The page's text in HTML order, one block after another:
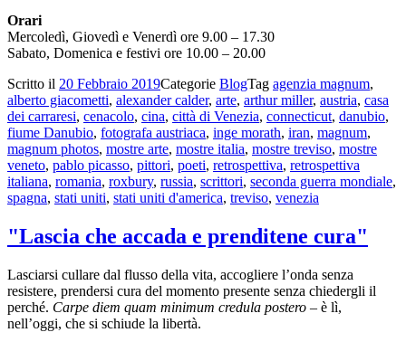
Orari
Mercoledì, Giovedì e Venerdì ore 9.00 – 17.30
Sabato, Domenica e festivi ore 10.00 – 20.00
Scritto il 20 Febbraio 2019Categorie BlogTag agenzia magnum,
alberto giacometti, alexander calder, arte, arthur miller, austria, casa
dei carraresi, cenacolo, cina, città di Venezia, connecticut, danubio,
fiume Danubio, fotografa austriaca, inge morath, iran, magnum,
magnum photos, mostre arte, mostre italia, mostre treviso, mostre
veneto, pablo picasso, pittori, poeti, retrospettiva, retrospettiva
italiana, romania, roxbury, russia, scrittori, seconda guerra mondiale,
spagna, stati uniti, stati uniti d'america, treviso, venezia
"Lascia che accada e prenditene cura"
Lasciarsi cullare dal flusso della vita, accogliere l’onda senza
resistere, prendersi cura del momento presente senza chiedergli il
perché. Carpe diem quam minimum credula postero – è lì,
nell’oggi, che si schiude la libertà.